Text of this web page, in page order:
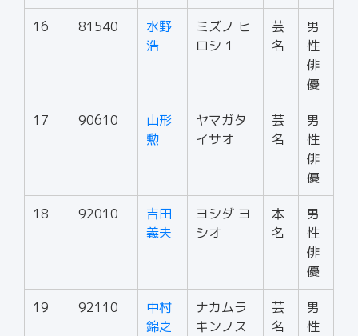
16 81540
水野
浩
ミズノ ヒ
ロシ 1
芸
名
男
性
俳
優
17 90610
山形
勲
ヤマガタ
イサオ
芸
名
男
性
俳
優
18 92010
吉田
義夫
ヨシダ ヨ
シオ
本
名
男
性
俳
優
19 92110
中村
錦之
ナカムラ
キンノス
芸
名
男
性